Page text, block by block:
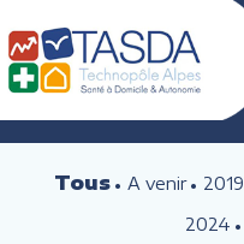
Tous A venir 2019
2024